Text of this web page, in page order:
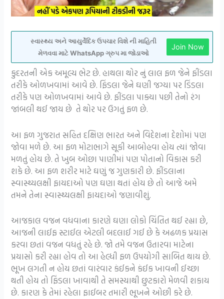
સ્વાસ્થ્ય અને આયુર્વેદિક ઉપચાર વિશે ની માહિતી
મેળવવા માટે WhatsApp ગ્રુપ મા જોડાઓ
Join Now
કુદરતની એક અમૂલ્ય ભેટ છે. હાથલા થોર નું લાલ ફળ જેને ફીંડલા
તરીકે ઓળખવામાં આવે છે. ફિંડલા જેને ઘણી જગ્યા પર ડિંડલા
તરીકે પણ ઓળખવામાં આવે છે. ફીંડલા પાક્યા પછી તેનો રંગ
જાંબલી થઈ જાય છે તે થોર પર ઉગતું ફળ છે.
આ ફળ ગુજરાત સહિત દક્ષિણ ભારત અને વિદેશના દેશોમાં પણ
જોવા મળે છે. આ ફળ મોટાભાગે સૂકી આબોહવા હોય ત્યાં જોવા
મળતું હોય છે. તે ખુબ ઓછા પાણીમાં પણ પોતાનો વિકાસ કરી
શકે છે. આ ફળ શરીર માટે ઘણું જ ગુણકારી છે. ફીંડલાના
સ્વાસ્થ્યલક્ષી ફાયદાઓ પણ ઘણા થતાં હોય છે તો આજે અમે
તમને તેના સ્વાસ્થ્યલક્ષી ફાયદાઓ જણાવીશું.
આજકાલ વજન વધવાના કારણે ઘણા લોકો ચિંતિત થઈ રહ્યા છે,
આજની લાઈફ સ્ટાઈલ એટલી બદલાઈ ગઈ છે કે અઢળક પ્રયાસ
કરવા છતાં વજન વધતું રહે છે. જો તમે વજન ઉતારવા માટેના
પ્રયાસો કરી રહ્યા હોવ તો આ હેલ્ધી ફળ ઉપયોગી સાબિત થાય છે.
ભૂખ લગતી ન હોય છતાં વારંવાર કંઈકને કંઈક ખાવની ઈચ્છા
થતી હોય તો ફિંડલા ખાવાથી તે સમસ્યાથી છુટકારો મેળવી શકાય
છે. કારણ કે તેમાં રહેલા ફાઈબર તમારી ભૂખને ઓછી કરે છે.